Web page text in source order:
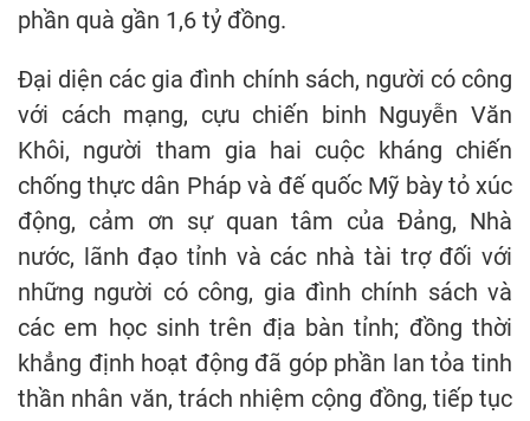
phần quà gần 1,6 tỷ đồng.
Đại diện các gia đình chính sách, người có công
với cách mạng, cựu chiến binh Nguyễn Văn
Khôi, người tham gia hai cuộc kháng chiến
chống thực dân Pháp và đế quốc Mỹ bày tỏ xúc
động, cảm ơn sự quan tâm của Đảng, Nhà
nước, lãnh đạo tỉnh và các nhà tài trợ đối với
những người có công, gia đình chính sách và
các em học sinh trên địa bàn tỉnh; đồng thời
khẳng định hoạt động đã góp phần lan tỏa tinh
thần nhân văn, trách nhiệm cộng đồng, tiếp tục